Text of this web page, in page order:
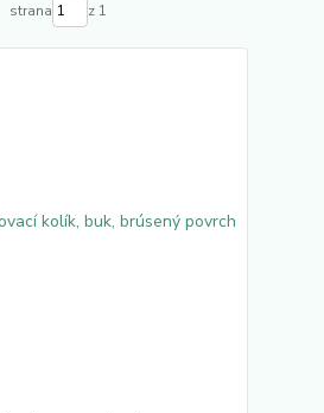
strana z 1